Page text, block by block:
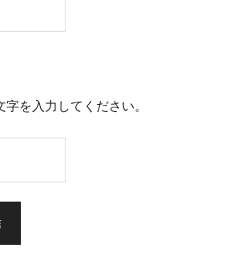
を入力してください。